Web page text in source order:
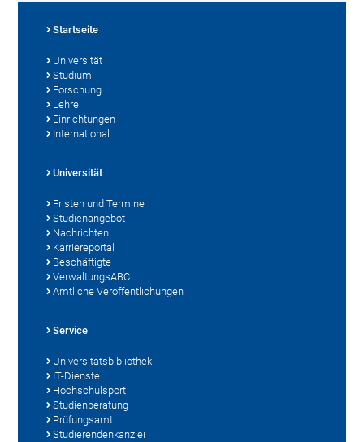
Startseite
Universität
Studium
Forschung
Lehre
Einrichtungen
International
Universität
Fristen und Termine
Studienangebot
Nachrichten
Karriereportal
Beschäftigte
VerwaltungsABC
Amtliche Veröffentlichungen
Service
Universitätsbibliothek
IT-Dienste
Hochschulsport
Studienberatung
Prüfungsamt
Studierendenkanzlei